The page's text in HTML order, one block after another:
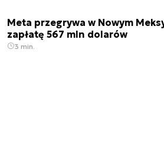
Meta przegrywa w Nowym
zapłatę 567 mln dolarów
3 min.